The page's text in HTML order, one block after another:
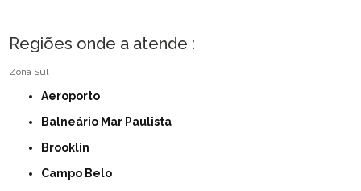
Regiões onde a atende :
Zona Sul
Aeroporto
Balneário Mar Paulista
Brooklin
Campo Belo